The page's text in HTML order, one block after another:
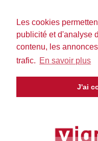
Les cookies
publicité et d'analyse
contenu, les
trafic. En savoir plus
J'ai